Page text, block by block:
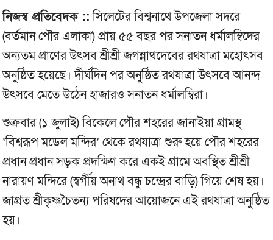
নিজস্ব প্রতিবেদক ::সিলেটের বিশ্বনাথে উপজেলা সদরে
(বর্তমান পৌর এলাকা) প্রায় ৫৫ বছর পর সনাতন ধর্মালম্বিদের
অন্যতম প্রাণের উৎসব শ্রীশ্রী জগন্নাথদেবের রথযাত্রা মহোৎসব
অনুষ্ঠিত হয়েছে। দীর্ঘদিন পর অনুষ্ঠিত রথযাত্রা উৎসবে আনন্দ
উৎসবে মেতে উঠেন হাজারও সনাতন ধর্মালম্বিরা।
শুক্রবার (১ জুলাই) বিকেলে পৌর শহরের জানাইয়া গ্রামস্থ
‘বিশ্বরূপ মডেল মন্দির’ থেকে রথযাত্রা শুরু হয়ে পৌর শহরের
প্রধান প্রধান সড়ক প্রদক্ষিণ করে একই গ্রামে অবস্থিত শ্রীশ্রী
নারায়ণ মন্দিরে (স্বর্গীয় অনাথ বন্ধু চন্দ্রের বাড়ি) গিয়ে শেষ হয়।
জাগ্রত শ্রীকৃষ্ণচৈতন্য পরিষদের আয়োজনে এই রথযাত্রা অনুষ্ঠিত
হয়।